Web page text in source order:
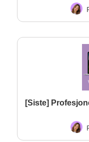
[Siste]